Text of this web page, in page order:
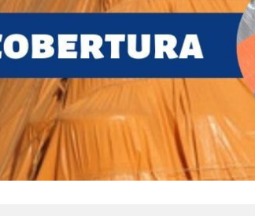
Lona para cobrir Suculentas
Lona para Pergolado